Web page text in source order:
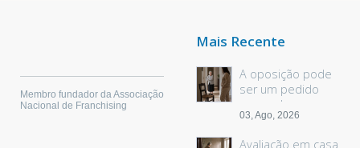
Membro fundador da Associação
Nacional de Franchising
Mais Recente
A oposição pode
ser um pedido
sem palavras
03, Ago, 2026
Avaliação em casa